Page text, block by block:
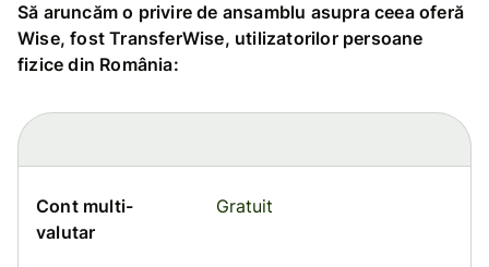
Să aruncăm o privire de ansamblu asupra ceea oferă
Wise, fost TransferWise, utilizatorilor persoane
fizice din România:
Cont multi-
valutar
Gratuit